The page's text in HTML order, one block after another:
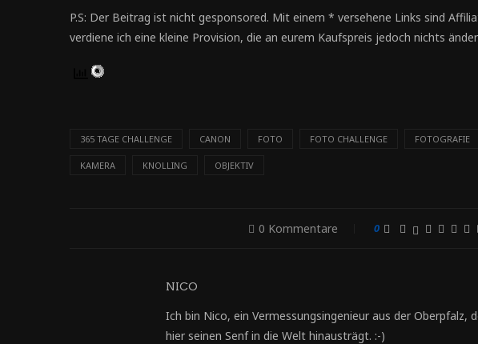
P.S: Der Beitrag ist nicht gesponsored. Mit einem * versehene Links sind
verdiene ich eine kleine Provision, die an eurem Kaufspreis jedoch nichts
365 TAGE CHALLENGE CANON FOTO FOTO CHALLENGE FOTOGRAFIE
KAMERA KNOLLING OBJEKTIV
0 Kommentare 0
NICO
Ich bin Nico, ein Vermessungsingenieur aus der Oberpfalz,
hier seinen Senf in die Welt hinausträgt. :-)